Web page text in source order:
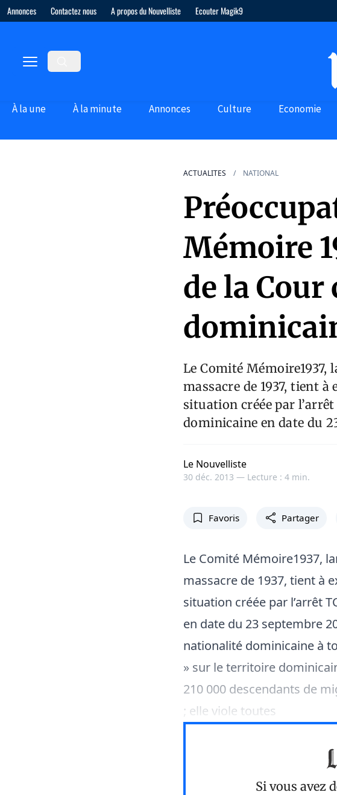
Annonces Contactez nous A propos du Nouvelliste Ecouter Magik9
À la une À la minute Annonces Culture Economie
ACTUALITES NATIONAL
Mémoire
de la
Le Comité Mémoire1937,
massacre de 1937, tient
situation créée par
dominicaine en date du
Le Nouvelliste
30 déc. 2013 — Lecture : 4 min.
Favoris Partager
Le Comité Mémoire1937,
massacre de 1937, tient à
situation créée par l’arrêt
en date du 23 septembre
nationalité dominicaine à
» sur le territoire
210 000 descendants de
; elle viole toutes
Si vous avez